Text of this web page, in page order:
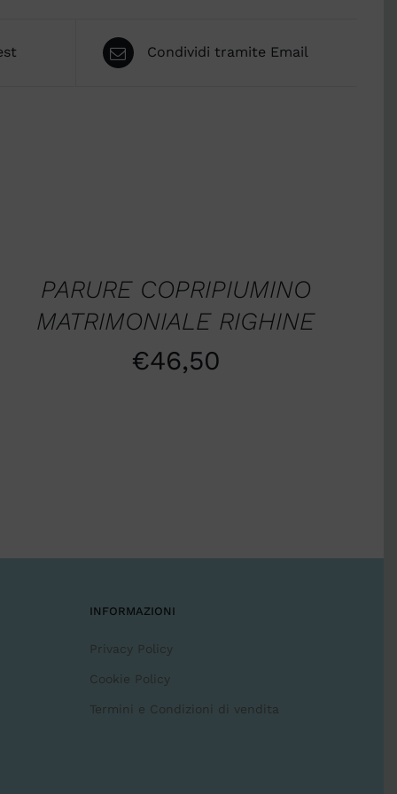
Condividi tramite Email
PARURE COPRIPIUMINO
MATRIMONIALE RIGHINE
€46,50
INFORMAZIONI
Privacy Policy
Cookie Policy
Termini e Condizioni di vendita